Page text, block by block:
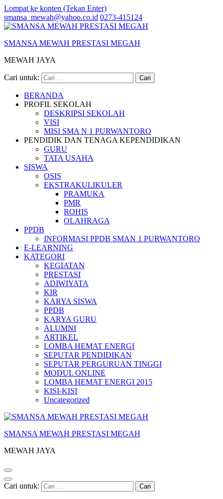
Lompat ke konten (Tekan Enter)
smansa_mewah@yahoo.co.id 0273-415124
SMANSA MEWAH PRESTASI MEGAH
MEWAH JAYA
Cari untuk:
BERANDA
PROFIL SEKOLAH
DESKRIPSI SEKOLAH
VISI
MISI SMA N 1 PURWANTORO
PENDIDIK DAN TENAGA KEPENDIDIKAN
GURU
TATA USAHA
SISWA
OSIS
EKSTRAKULIKULER
PRAMUKA
PMR
ROHIS
OLAHRAGA
PPDB
INFORMASI PPDB SMAN 1 PURWANTORO
E-LEARNING
KATEGORI
KEGIATAN
PRESTASI
ADIWIYATA
KIR
KARYA SISWA
PPDB
KARYA GURU
ALUMNI
ARTIKEL
LOMBA HEMAT ENERGI
SEPUTAR PENDIDIKAN
SEPUTAR PERGURUAN TINGGI
MODUL ONLINE
LOMBA HEMAT ENERGI 2015
KISI-KISI
Uncategorized
SMANSA MEWAH PRESTASI MEGAH
MEWAH JAYA
Cari untuk: